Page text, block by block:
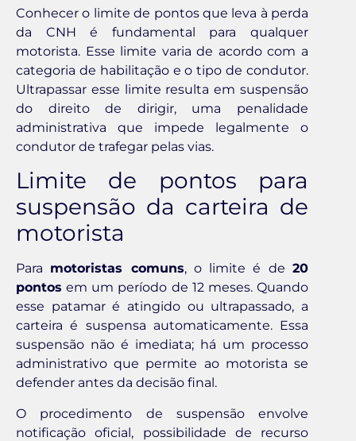
Conhecer o limite de pontos que leva à perda
da CNH é fundamental para qualquer
motorista. Esse limite varia de acordo com a
categoria de habilitação e o tipo de condutor.
Ultrapassar esse limite resulta em suspensão
do direito de dirigir, uma penalidade
administrativa que impede legalmente o
condutor de trafegar pelas vias.
Limite de pontos para
suspensão da carteira de
motorista
Para motoristas comuns, o limite é de20
pontos em um período de 12 meses. Quando
esse patamar é atingido ou ultrapassado, a
carteira é suspensa automaticamente. Essa
suspensão não é imediata; há um processo
administrativo que permite ao motorista se
defender antes da decisão final.
O procedimento de suspensão envolve
notificação oficial, possibilidade de recurso